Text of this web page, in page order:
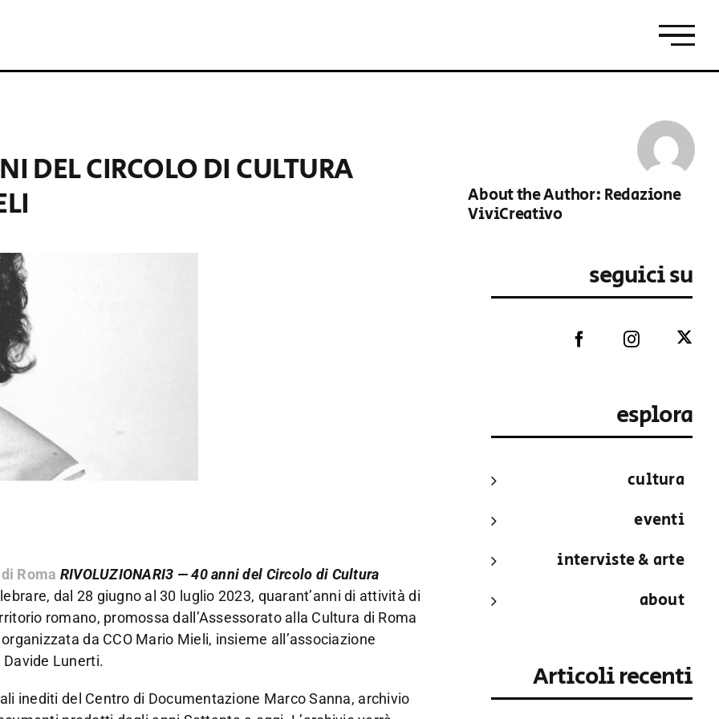
DEL CIRCOLO DI CULTURA
About the Author: Redazione
ViviCreativo
Roma RIVOLUZIONARI3 — 40 anni del Circolo di Cultura
dal 28 giugno al 30 luglio 2023, quarant’anni di attività di
romano, promossa dall’Assessorato alla Cultura di Roma
da CCO Mario Mieli, insieme all’associazione
Lunerti.
inediti del Centro di Documentazione Marco Sanna, archivio
seguici su
esplora
cultura
eventi
interviste & arte
about
Articoli recenti